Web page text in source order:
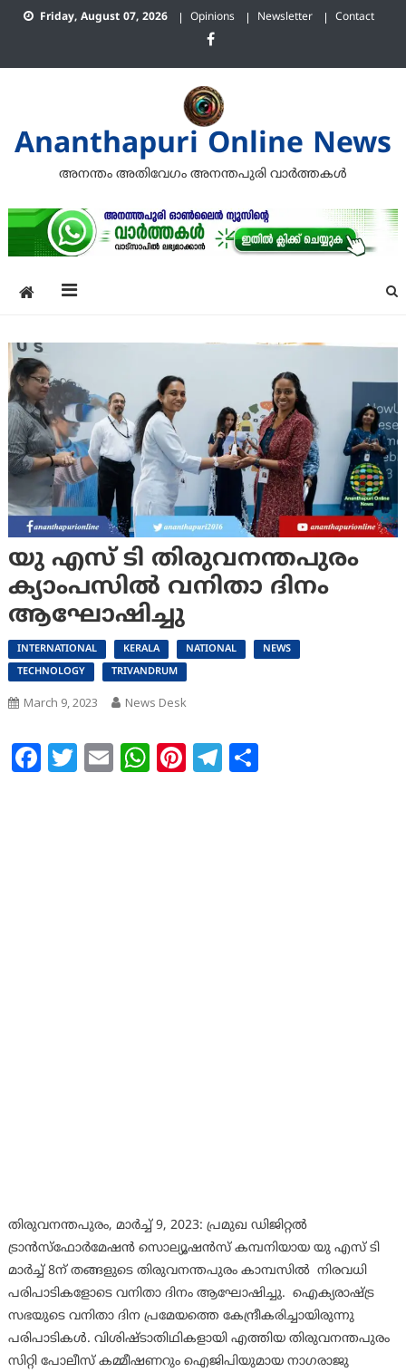
Skip
Friday, August 07, 2026 Opinions Newsletter Contact
Ananthapuri Online News
അനന്തം അതിവേഗം അനന്തപുരി വാര്‍ത്തകള്‍
യു എസ് ടി തിരുവനന്തപുരം
ക്യാംപസിൽ വനിതാ ദിനം
ആഘോഷിച്ചു
INTERNATIONAL KERALA NATIONAL
NEWS
TECHNOLOGY
TRIVANDRUM
March 9, 2023 News Desk
Facebook
Twitter
EmailWhatsApp
Pinterest
Telegram
Share
തിരുവനന്തപുരം, മാർച്ച് 9, 2023: പ്രമുഖ ഡിജിറ്റൽ
ട്രാൻസ്‌ഫോർമേഷൻ സൊല്യൂഷൻസ് കമ്പനിയായ യു എസ് ടി
മാർച്ച് 8ന് തങ്ങളുടെ തിരുവനന്തപുരം കാമ്പസിൽ നിരവധി
പരിപാടികളോടെ വനിതാ ദിനം ആഘോഷിച്ചു. ഐക്യരാഷ്ട്ര
സഭയുടെ വനിതാ ദിന പ്രമേയത്തെ കേന്ദ്രീകരിച്ചായിരുന്നു
പരിപാടികൾ. വിശിഷ്ടാതിഥികളായി എത്തിയ തിരുവനന്തപുരം
സിറ്റി പോലീസ് കമ്മീഷണറും ഐജിപിയുമായ നാഗരാജു